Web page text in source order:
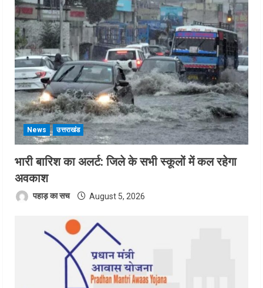
News उत्तराखंड
भारी बारिश का अलर्ट: जिले के सभी स्कूलों में कल रहेगा
अवकाश
पहाड़ का सच August 5, 2026